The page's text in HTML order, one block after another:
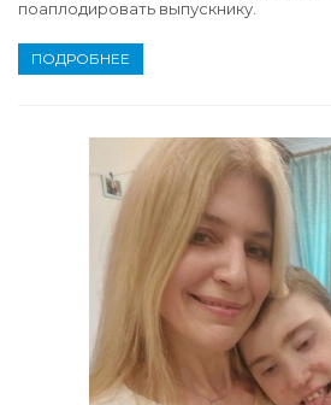
поаплодировать выпускнику.
ПОДРОБНЕЕ